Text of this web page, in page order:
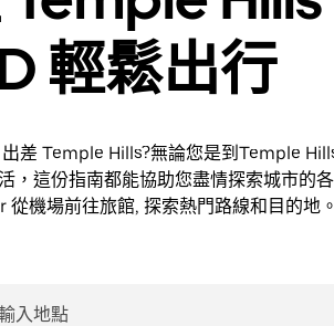
輕鬆出行
差 Temple Hills?無論您是到Temple
，這份指南都能協助您盡情探索城市的
從機場前往旅館, 探索熱門路線和目的地
入地點